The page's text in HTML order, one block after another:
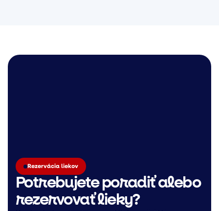
Rezervácia liekov
Potrebujete poradiť alebo
rezervovať lieky?